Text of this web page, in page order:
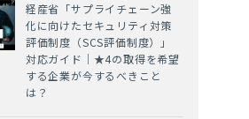
経産省「サプライチェーン強
化に向けたセキュリティ対策
評価制度（SCS評価制度）」
対応ガイド｜★4の取得を希望
する企業が今するべきこと
は？